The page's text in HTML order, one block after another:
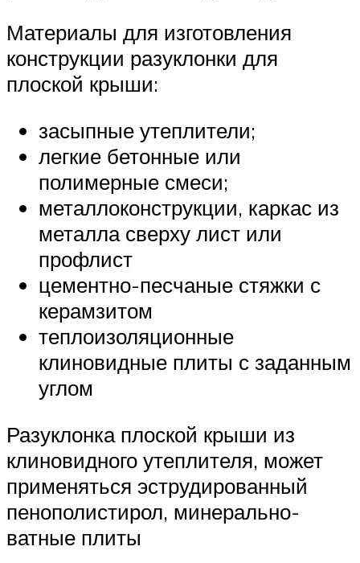
Материалы для изготовления
конструкции разуклонки для
плоской крыши:
засыпные утеплители;
легкие бетонные или
полимерные смеси;
металлоконструкции, каркас из
металла сверху лист или
профлист
цементно-песчаные стяжки с
керамзитом
теплоизоляционные
клиновидные плиты с заданным
углом
Разуклонка плоской крыши из
клиновидного утеплителя, может
применяться эструдированный
пенополистирол, минерально-
ватные плиты